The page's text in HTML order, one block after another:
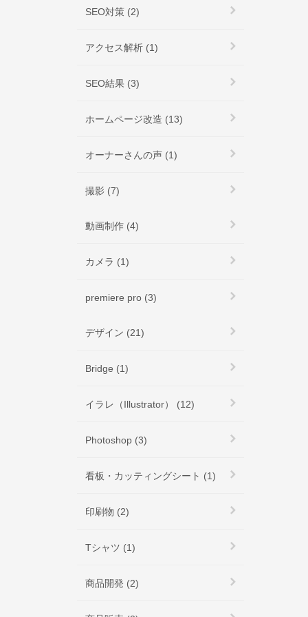
SEO対策 (2)
アクセス解析 (1)
SEO結果 (3)
ホームページ改造 (13)
オーナーさんの声 (1)
撮影 (7)
動画制作 (4)
カメラ (1)
premiere pro (3)
デザイン (21)
Bridge (1)
イラレ（Illustrator） (12)
Photoshop (3)
看板・カッティングシート (1)
印刷物 (2)
Tシャツ (1)
商品開発 (2)